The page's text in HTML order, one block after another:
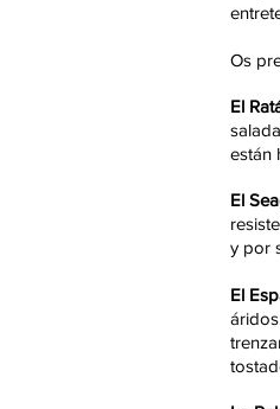
Os
El
están
El
y por
El